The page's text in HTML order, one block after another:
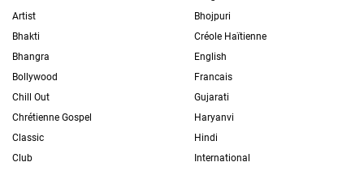
Artist
Bhakti
Bhangra
Bollywood
Chill Out
Chrétienne Gospel
Classic
Club
Bhojpuri
Créole Haïtienne
English
Francais
Gujarati
Haryanvi
Hindi
International